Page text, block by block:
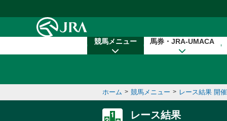
競馬メニュー 馬券・JRA-UMACA
ホーム > 競馬メニュー > レース結果 開
レース結果